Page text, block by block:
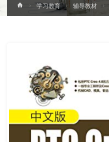
首
页
学习教育 辅导教材